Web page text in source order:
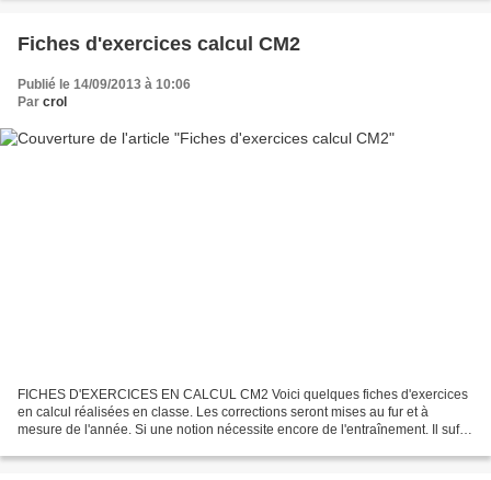
Fiches d'exercices calcul CM2
Publié le 14/09/2013 à 10:06
Par crol
FICHES D'EXERCICES EN CALCUL CM2 Voici quelques fiches d'exercices
en calcul réalisées en classe. Les corrections seront mises au fur et à
mesure de l'année. Si une notion nécessite encore de l'entraînement. Il suffit